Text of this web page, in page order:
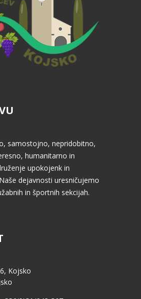
samostojno, nepridobitno,
humanitarno in
upokojenk in
dejavnosti uresničujemo
in športnih sekcijah.
Kojsko